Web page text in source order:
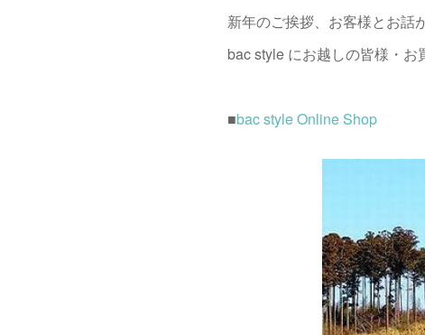
新年のご挨拶、お客様とお話
bac style にお越しの皆様・お
■bac style Online Shop